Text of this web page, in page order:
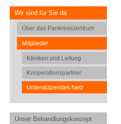
Wir sind für Sie da
Über das Pankreaszentrum
Mitglieder
Kliniken und Leitung
Kooperationspartner
Unterstützendes Netz
Unser Behandlungskonzept